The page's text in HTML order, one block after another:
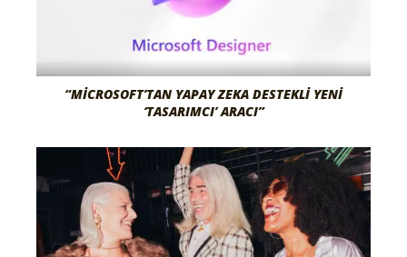
“MICROSOFT’TAN YAPAY ZEKA DESTEKLI YENI
‘TASARIMCI’ ARACI”